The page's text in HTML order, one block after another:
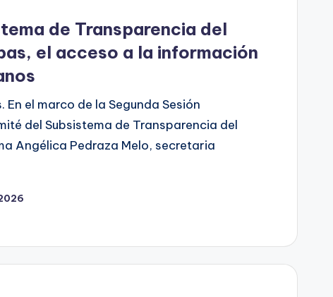
de Transparencia del
el acceso a la información
el marco de la Segunda Sesión
del Subsistema de Transparencia del
Angélica Pedraza Melo, secretaria